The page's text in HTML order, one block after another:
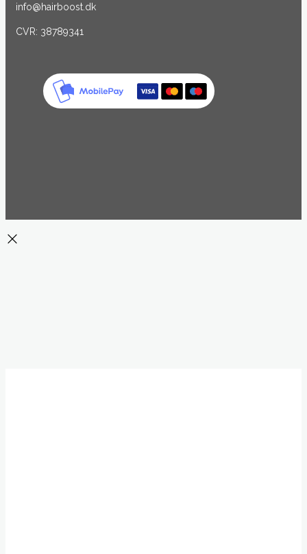
info@hairboost.dk
CVR: 38789341